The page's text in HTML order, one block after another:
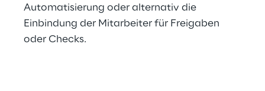
Automatisierung oder alternativ die
Einbindung der Mitarbeiter für Freigaben
oder Checks.